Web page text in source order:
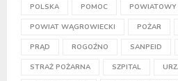
POLSKA POMOC
POWIAT WĄGROWIECKI POŻAR
PRĄD ROGOŹNO SANPEID
STRAŻ POŻARNA SZPITAL